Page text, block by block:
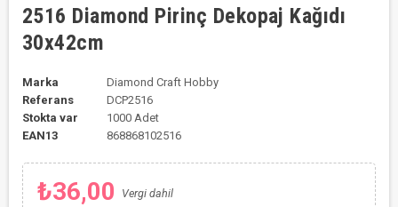
2516 Diamond Pirinç Dekopaj Kağıdı
30x42cm
Marka
Diamond Craft Hobby
Referans
DCP2516
Stokta var
1000 Adet
EAN13
868868102516
₺36,00 Vergi dahil